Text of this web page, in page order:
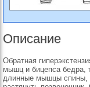
Описание
Обратная
мышц и бицепса бедра,
длинные мышцы спины,